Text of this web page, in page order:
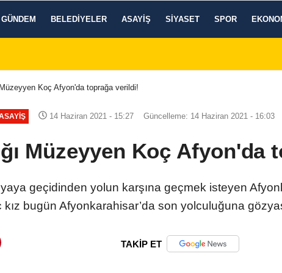
GÜNDEM BELEDIYELER ASAYIŞ SIYASET SPOR
Müzeyyen Koç Afyon'da toprağa verildi!
14 Haziran 2021 - 15:27 Güncelleme: 14 Haziran 2021 - 16:03
Müzeyyen Koç Afyon'da
geçidinden yolun karşına geçmek isteyen
kız bugün Afyonkarahisar’da son yolculuğuna
TAKİP ET